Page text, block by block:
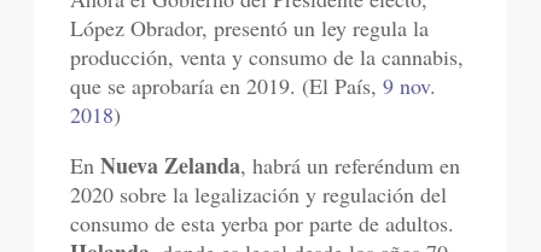
López Obrador, presentó un ley regula la
producción, venta y consumo de la cannabis,
que se aprobaría en 2019. (El País,9 nov.
2018)
EnNueva Zelanda, habrá un referéndum en
2020 sobre la legalización y regulación del
consumo de esta yerba por parte de adultos.